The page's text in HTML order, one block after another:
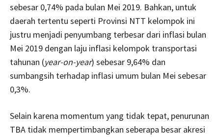
sebesar 0,74% pada bulan Mei 2019. Bahkan, untuk
daerah tertentu seperti Provinsi NTT kelompok ini
justru menjadi penyumbang terbesar dari inflasi bulan
Mei 2019 dengan laju inflasi kelompok transportasi
tahunan (year-on-year) sebesar 9,64% dan
sumbangsih terhadap inflasi umum bulan Mei sebesar
0,3%.
Selain karena momentum yang tidak tepat, penurunan
TBA tidak mempertimbangkan seberapa besar akresi